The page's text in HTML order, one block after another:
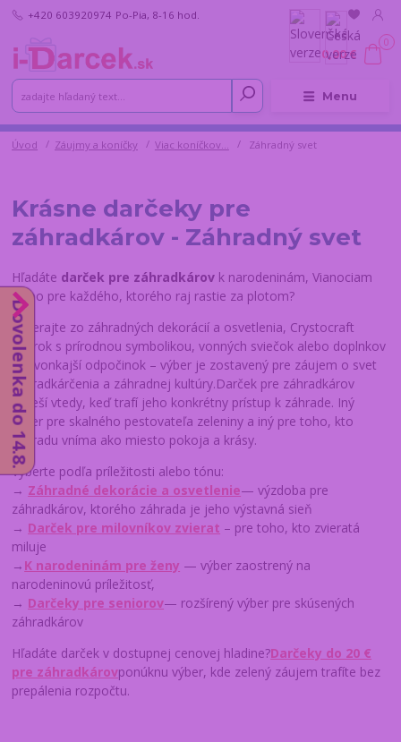
Menu
+420 603920974 Po-Pia, 8-16 hod.
0
0,00 €
Úvod Záujmy a koníčky Viac koníčkov... Záhradný svet
Krásne darčeky pre
záhradkárov - Záhradný svet
Hľadáte darček pre záhradkárov k narodeninám, Vianociam
alebo pre každého, ktorého raj rastie za plotom?
Vyberajte zo záhradných dekorácií a osvetlenia, Crystocraft
figúrok s prírodnou symbolikou, vonných sviečok alebo doplnkov
pre vonkajší odpočinok – výber je zostavený pre záujem o svet
záhradkárčenia a záhradnej kultúry.Darček pre záhradkárov
poteší vtedy, keď trafí jeho konkrétny prístup k záhrade. Iný
výber pre skalného pestovateľa zeleniny a iný pre toho, kto
záhradu vníma ako miesto pokoja a krásy.
Vyberte podľa príležitosti alebo tónu:
→ Záhradné dekorácie a osvetlenie— výzdoba pre
záhradkárov, ktorého záhrada je jeho výstavná sieň
→ Darček pre milovníkov zvierat – pre toho, kto zvieratá
miluje
→ K narodeninám pre ženy — výber zaostrený na
narodeninovú príležitosť,
→ Darčeky pre seniorov— rozšírený výber pre skúsených
záhradkárov
Hľadáte darček v dostupnej cenovej hladine?Darčeky do 20 €
pre záhradkárovponúknu výber, kde zelený záujem trafíte bez
prepálenia rozpočtu.
Dovolenka do 14.8.